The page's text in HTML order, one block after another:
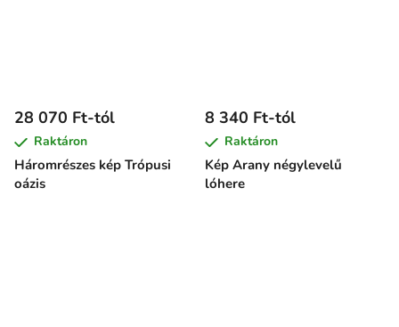
Háromrészes kép Trópusi
oázis
28 070 Ft-tól
Raktáron
Kép Arany négylevelű
lóhere
8 340 Ft-tól
Raktáron